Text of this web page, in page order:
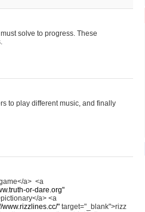
solve to progress. These
to play different music, and finally
a> <a
or-dare.org"
a> <a
www.rizzlines.cc/" target="_blank">rizz